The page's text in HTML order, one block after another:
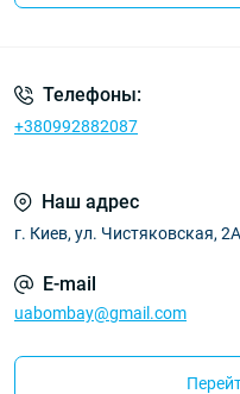
Телефоны:
+380992882087
Наш адрес
г. Киев, ул. Чистяковская,
E-mail
uabombay@gmail.com